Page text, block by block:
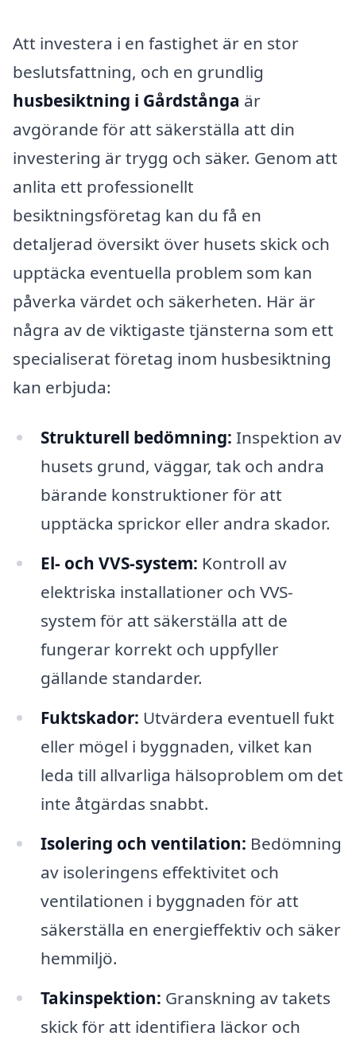
Att investera i en fastighet är en stor
beslutsfattning, och en grundlig
husbesiktning i Gårdstånga är
avgörande för att säkerställa att din
investering är trygg och säker. Genom att
anlita ett professionellt
besiktningsföretag kan du få en
detaljerad översikt över husets skick och
upptäcka eventuella problem som kan
påverka värdet och säkerheten. Här är
några av de viktigaste tjänsterna som ett
specialiserat företag inom husbesiktning
kan erbjuda:
Strukturell bedömning: Inspektion av
husets grund, väggar, tak och andra
bärande konstruktioner för att
upptäcka sprickor eller andra skador.
El- och VVS-system: Kontroll av
elektriska installationer och VVS-
system för att säkerställa att de
fungerar korrekt och uppfyller
gällande standarder.
Fuktskador: Utvärdera eventuell fukt
eller mögel i byggnaden, vilket kan
leda till allvarliga hälsoproblem om det
inte åtgärdas snabbt.
Isolering och ventilation: Bedömning
av isoleringens effektivitet och
ventilationen i byggnaden för att
säkerställa en energieffektiv och säker
hemmiljö.
Takinspektion: Granskning av takets
skick för att identifiera läckor och